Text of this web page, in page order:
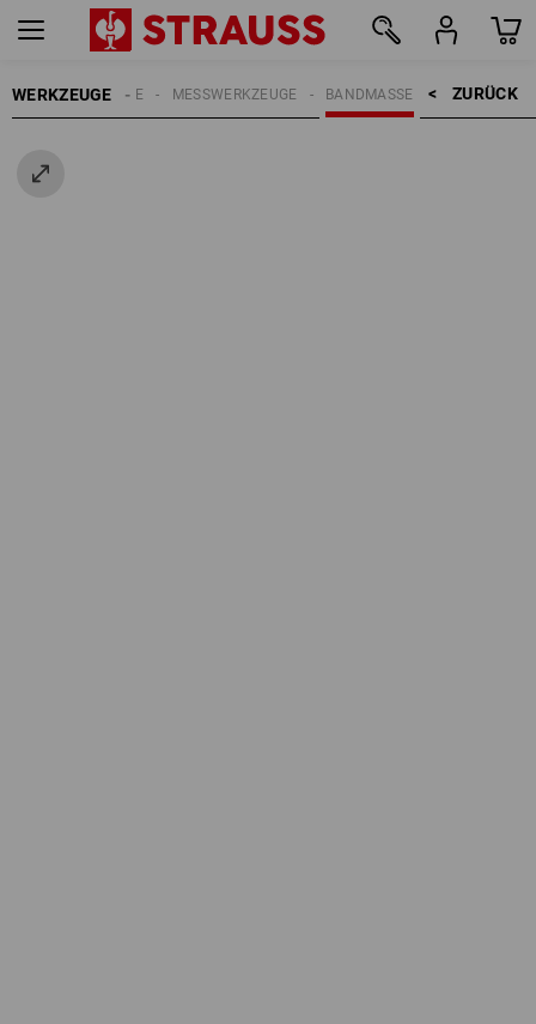
WERKZEUGE ZURÜCK    >
BANDMASSE
MESSWERKZEUGE
HANDWERKZEUGE